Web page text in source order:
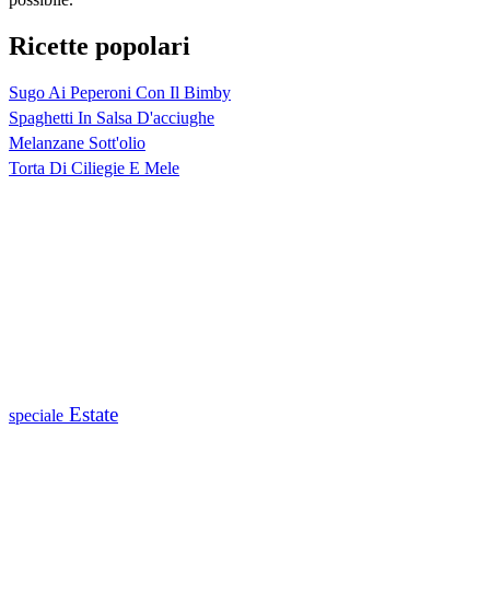
Ricette popolari
Sugo Ai Peperoni Con Il Bimby
Spaghetti In Salsa D'acciughe
Melanzane Sott'olio
Torta Di Ciliegie E Mele
speciale Estate